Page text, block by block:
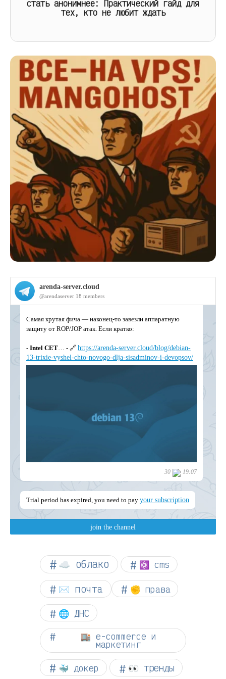
стать анонимнее: Практический гайд для
тех, кто не любит ждать
☁︎ облако ⚛ cms
✉️ почта ✊ права
🌐 ДНС
🏬 e-commerce и
маркетинг
🐳 докер 👀 тренды